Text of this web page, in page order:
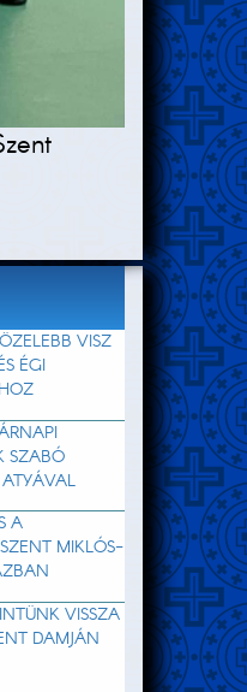
VISZ
ÉGI
SZABÓ
A
MIKLÓS-
VISSZA
DAMJÁN